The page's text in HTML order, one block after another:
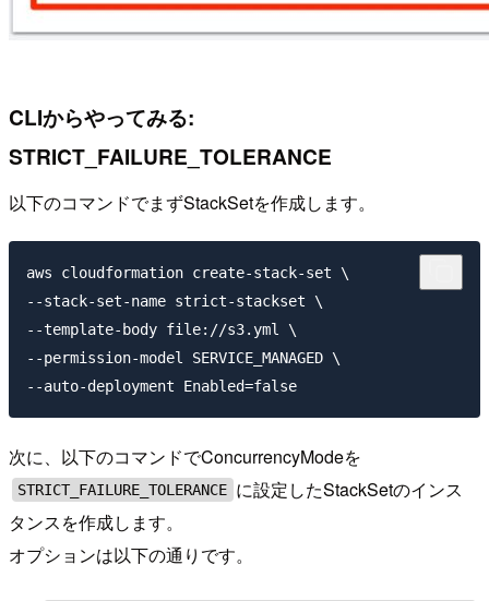
CLIからやってみる:
STRICT_FAILURE_TOLERANCE
以下のコマンドでまずStackSetを作成します。
aws cloudformation create-stack-set \
--stack-set-name strict-stackset \
--template-body file://s3.yml \
--permission-model SERVICE_MANAGED \
次に、以下のコマンドでConcurrencyModeを
STRICT_FAILURE_TOLERANCE に設定したStackSetのインス
タンスを作成します。
オプションは以下の通りです。